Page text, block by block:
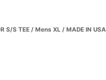
S/S TEE / Mens XL / MADE IN USA